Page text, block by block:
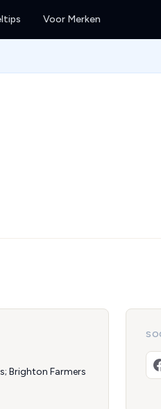
Voor Merken
Brighton Farmers